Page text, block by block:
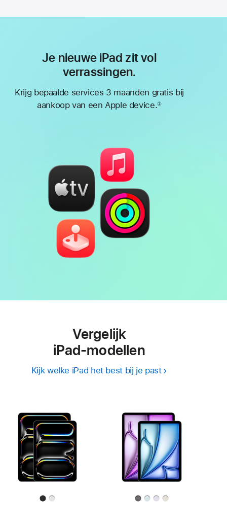
Je nieuwe iPad zit vol
verrassingen.
Krijg bepaalde services 3 maanden gratis bij
aankoop van een Apple device.②
Vergelijk
iPad‑modellen
Kijk welke iPad het best bij je past